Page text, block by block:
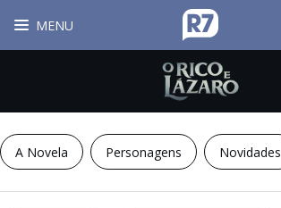
MENU
A Novela Personagens Novidades